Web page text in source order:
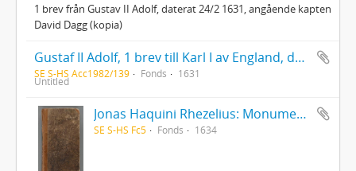
1 brev från Gustav II Adolf, daterat 24/2 1631, angående kapten
David Dagg (kopia)
Gustaf II Adolf, 1 brev till Karl I av England, dat. 13/9 1631 (kopia av original i The Samuel Hartlib Archives, univ. bibl. i Sheffield, England)
SE S-HS Acc1982/139 Fonds 1631
Untitled
Jonas Haquini Rhezelius: Monumenta runica in Ölandia comitatu Regni Sveciæ Gothiaquæ
SE S-HS Fc5 Fonds 1634